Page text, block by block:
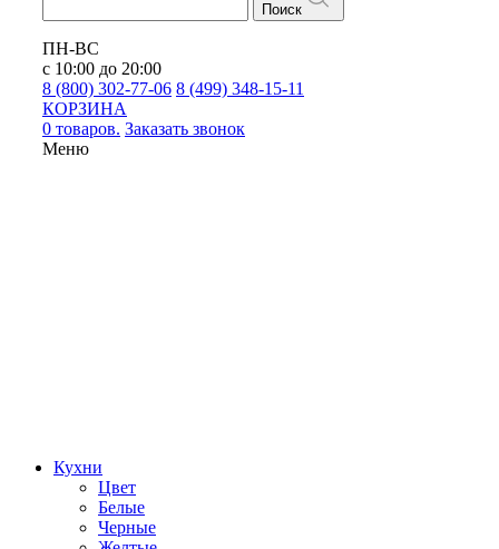
Поиск
ПН-ВС
с 10:00 до 20:00
8 (800) 302-77-06 8 (499) 348-15-11
КОРЗИНА
0 товаров. Заказать звонок
Меню
Кухни
Цвет
Белые
Черные